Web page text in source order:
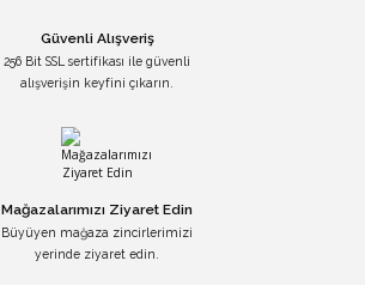
Güvenli Alışveriş
256 Bit SSL sertifikası ile güvenli
alışverişin keyfini çıkarın.
Mağazalarımızı Ziyaret Edin
Büyüyen mağaza zincirlerimizi
yerinde ziyaret edin.